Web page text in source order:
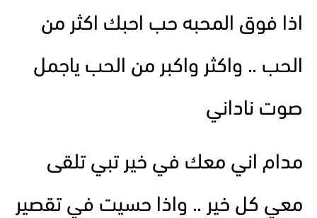
اذا فوق المحبه حب احبك اكثر من
الحب .. واكثر واكبر من الحب ياجمل
صوت ناداني
مدام اني معك في خير تبي تلقى
معي كل خير .. واذا حسيت في تقصير